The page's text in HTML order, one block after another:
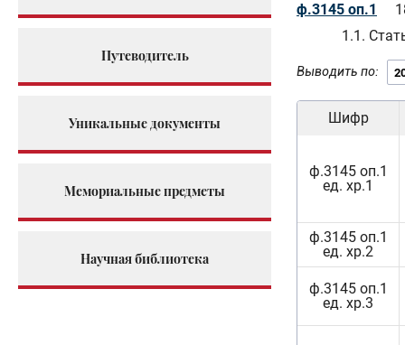
Путеводитель
Уникальные документы
Мемориальные предметы
Научная библиотека
ф.3145 оп.1
1.1.
Выводить по:
Шифр
ф.3145 оп.1
ед. хр.1
ф.3145 оп.1
ед. хр.2
ф.3145 оп.1
ед. хр.3